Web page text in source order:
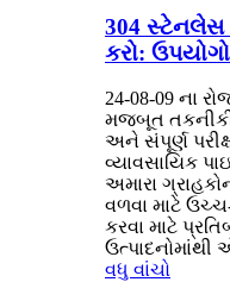
304
કરો:
24-08-09 ના
મજબૂત
અને સંપૂર્ણ
વ્યાવસાયિક
અમારા
વળવા માટે
કરવા માટે
ઉત્પાદનોમાંથી
વધુ વાંચો